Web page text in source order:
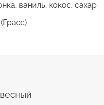
ваниль, кокос, сахар